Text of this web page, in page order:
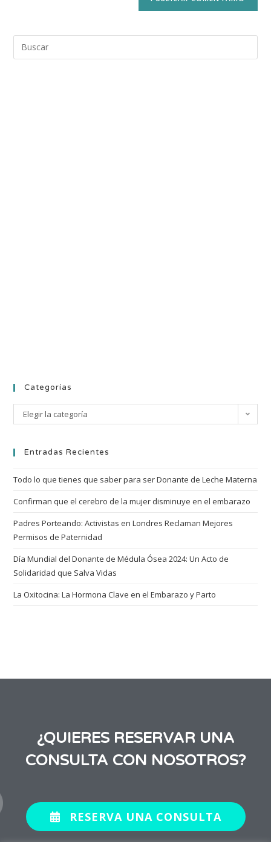
Categorías
Elegir la categoría
Entradas Recientes
Todo lo que tienes que saber para ser Donante de Leche Materna
Confirman que el cerebro de la mujer disminuye en el embarazo
Padres Porteando: Activistas en Londres Reclaman Mejores
Permisos de Paternidad
Día Mundial del Donante de Médula Ósea 2024: Un Acto de
Solidaridad que Salva Vidas
La Oxitocina: La Hormona Clave en el Embarazo y Parto
¿QUIERES RESERVAR UNA
CONSULTA CON NOSOTROS?
RESERVA UNA CONSULTA